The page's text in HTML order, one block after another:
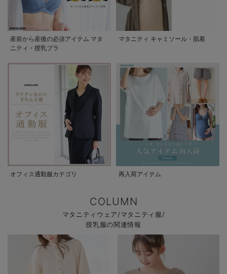
産前から産後の必須アイテム マタ
ニティ・授乳ブラ
マタニティ キャミソール・肌着
オフィス通勤服カテゴリ 再入荷アイテム
COLUMN
マタニティウェア/マタニティ服/
授乳服の関連情報